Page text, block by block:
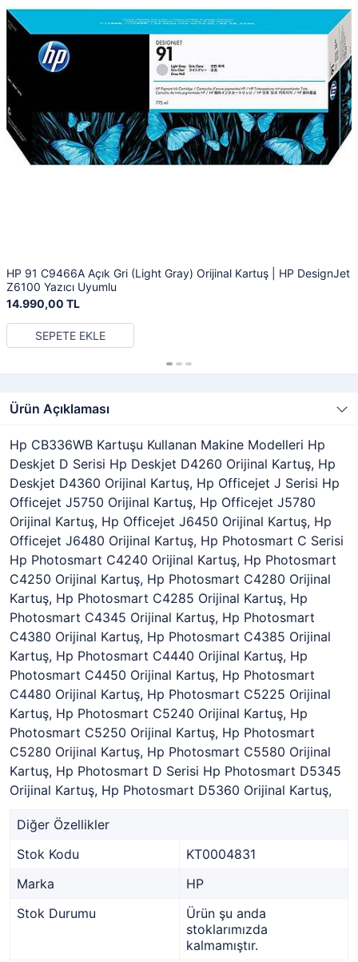
HP 91 C9466A Açık Gri (Light Gray) Orijinal Kartuş | HP DesignJet
Z6100 Yazıcı Uyumlu
14.990,00 TL
SEPETE EKLE
Ürün Açıklaması
Hp CB336WB Kartuşu Kullanan Makine Modelleri Hp
Deskjet D Serisi Hp Deskjet D4260 Orijinal Kartuş, Hp
Deskjet D4360 Orijinal Kartuş, Hp Officejet J Serisi Hp
Officejet J5750 Orijinal Kartuş, Hp Officejet J5780
Orijinal Kartuş, Hp Officejet J6450 Orijinal Kartuş, Hp
Officejet J6480 Orijinal Kartuş, Hp Photosmart C Serisi
Hp Photosmart C4240 Orijinal Kartuş, Hp Photosmart
C4250 Orijinal Kartuş, Hp Photosmart C4280 Orijinal
Kartuş, Hp Photosmart C4285 Orijinal Kartuş, Hp
Photosmart C4345 Orijinal Kartuş, Hp Photosmart
C4380 Orijinal Kartuş, Hp Photosmart C4385 Orijinal
Kartuş, Hp Photosmart C4440 Orijinal Kartuş, Hp
Photosmart C4450 Orijinal Kartuş, Hp Photosmart
C4480 Orijinal Kartuş, Hp Photosmart C5225 Orijinal
Kartuş, Hp Photosmart C5240 Orijinal Kartuş, Hp
Photosmart C5250 Orijinal Kartuş, Hp Photosmart
C5280 Orijinal Kartuş, Hp Photosmart C5580 Orijinal
Kartuş, Hp Photosmart D Serisi Hp Photosmart D5345
Orijinal Kartuş, Hp Photosmart D5360 Orijinal Kartuş,
Diğer Özellikler
Stok Kodu
KT0004831
Marka
HP
Stok Durumu
Ürün şu anda
stoklarımızda
kalmamıştır.